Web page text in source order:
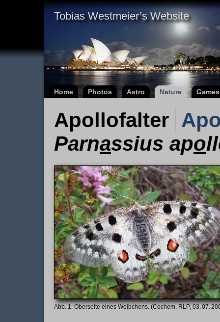
Tobias Westmeier’s Website
Home Photos Astro Nature Games
Apollofalter
Parnassius apo
Oberseite eines Weibchens. (Cochem, RLP, 03. 07.